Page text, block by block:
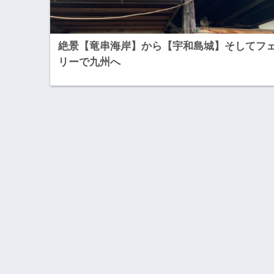
絶景【竜串海岸】から【宇和島城】そしてフ
リーで九州へ